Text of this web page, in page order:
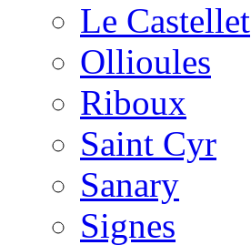
Le Castellet
Ollioules
Riboux
Saint Cyr
Sanary
Signes